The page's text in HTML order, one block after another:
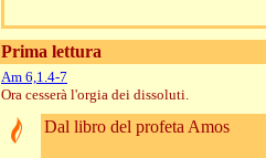
Prima lettura
Am 6,1.4-7
Ora cesserà l'orgia dei dissoluti.
Dal libro del profeta Amos